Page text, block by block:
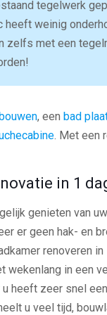
tegelwerk
heeft weinig
zelfs met een
, een bad
. Met een
in 1
genieten van
er geen hak- en
renoveren in
wekenlang in een
u heeft zeer snel
u veel tijd,